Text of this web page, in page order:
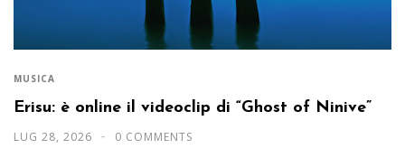
MUSICA
Erisu: è online il videoclip di “Ghost of Ninive”
LUG 28, 2026 0 COMMENTS